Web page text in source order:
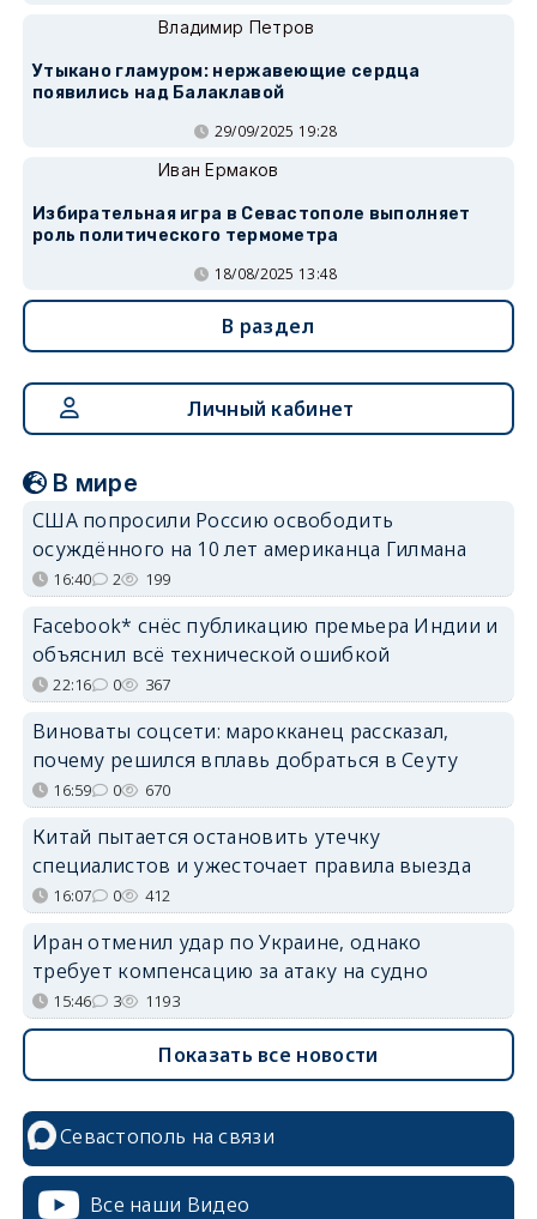
Владимир Петров
Утыкано гламуром: нержавеющие сердца
появились над Балаклавой
29/09/2025 19:28
Иван Ермаков
Избирательная игра в Севастополе выполняет
роль политического термометра
18/08/2025 13:48
В раздел
Личный кабинет
В мире
США попросили Россию освободить
осуждённого на 10 лет американца Гилмана
16:40 2 199
Facebook* снёс публикацию премьера Индии и
объяснил всё технической ошибкой
22:16 0 367
Виноваты соцсети: марокканец рассказал,
почему решился вплавь добраться в Сеуту
16:59 0 670
Китай пытается остановить утечку
специалистов и ужесточает правила выезда
16:07 0 412
Иран отменил удар по Украине, однако
требует компенсацию за атаку на судно
15:46 3 1193
Показать все новости
Севастополь на связи
Все наши Видео